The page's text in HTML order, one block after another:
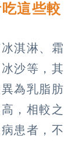
這些較
淇淋、霜
沙等，其
為乳脂肪
，相較之
患者，不